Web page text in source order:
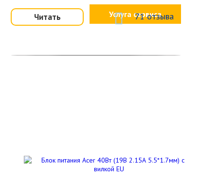
Услуга сервиса
Читать 71 отзыва